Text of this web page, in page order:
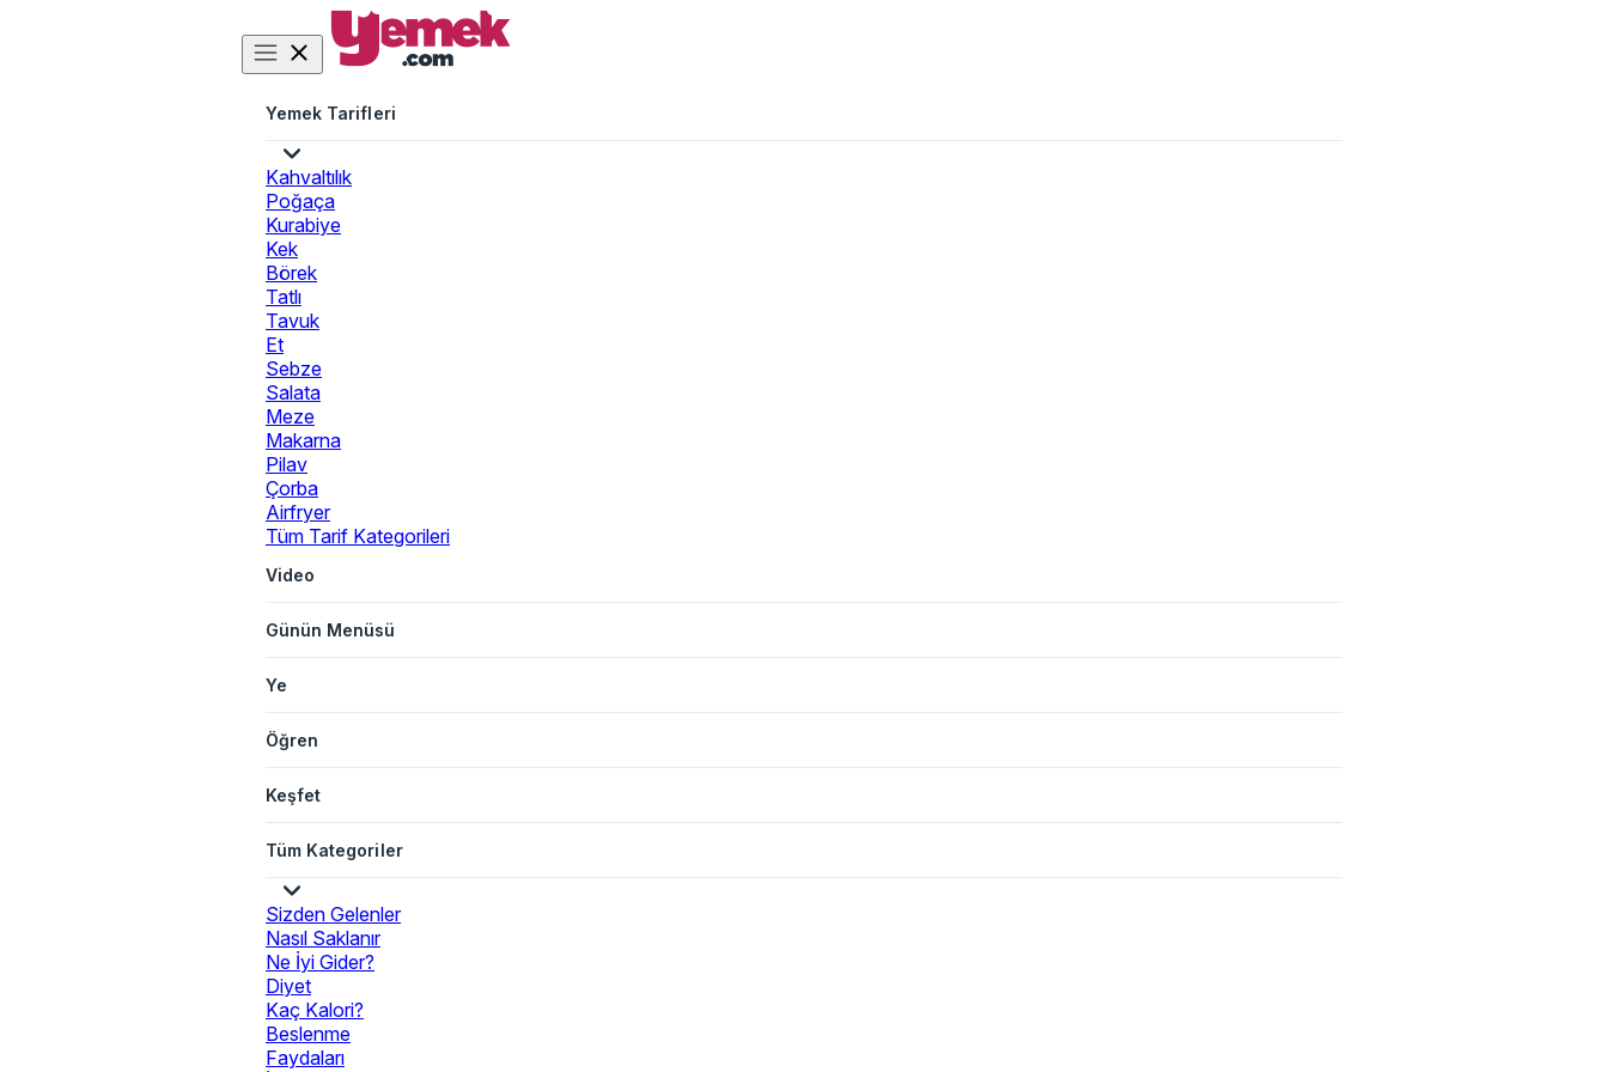
Yemek Tarifleri
Kahvaltılık
Poğaça
Kurabiye
Kek
Börek
Tatlı
Tavuk
Et
Sebze
Salata
Meze
Makarna
Pilav
Çorba
Airfryer
Tüm Tarif Kategorileri
Video
Günün Menüsü
Ye
Öğren
Keşfet
Tüm Kategoriler
Sizden Gelenler
Nasıl Saklanır
Ne İyi Gider?
Diyet
Kaç Kalori?
Beslenme
Faydaları